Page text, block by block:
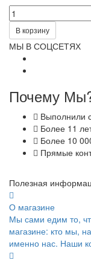
В корзину
МЫ В СОЦСЕТЯХ
Почему
Выполнили
Более 11
Более 10
Прямые
Полезная
О магазине
Мы сами едим то,
магазине: кто мы,
именно нас. Наши